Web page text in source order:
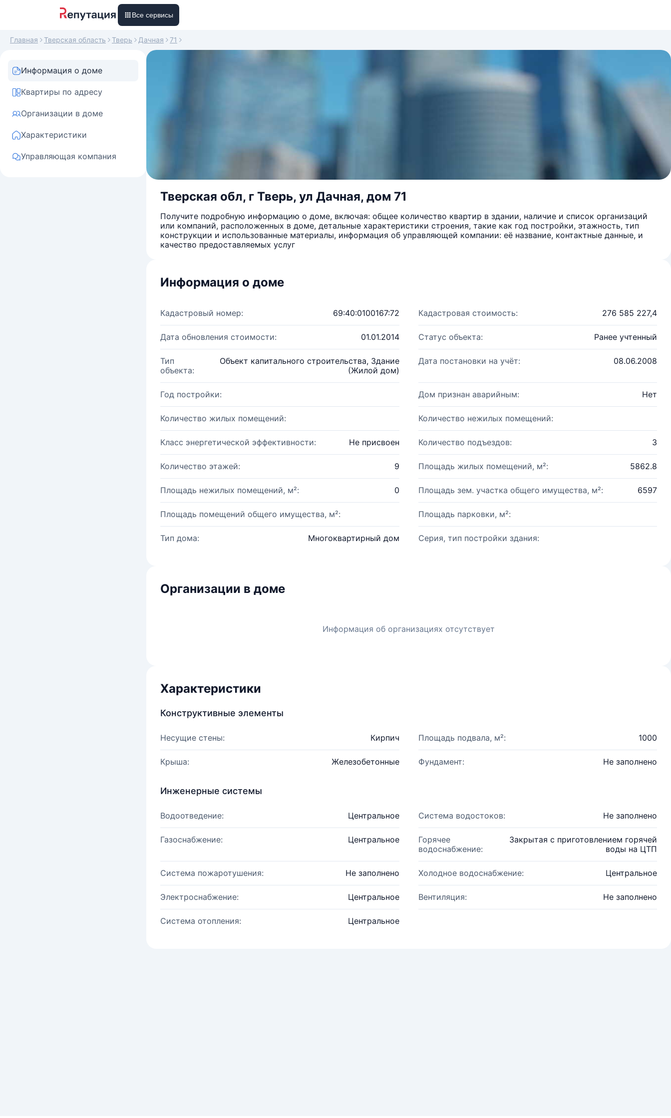
Все сервисы
Главная Тверская область Тверь Дачная 71
Информация о доме
Квартиры по адресу
Организации в доме
Характеристики
Управляющая компания
Тверская обл, г Тверь, ул Дачная, дом 71
Получите подробную информацию о доме, включая: общее количество квартир в здании, наличие и список организаций
или компаний, расположенных в доме, детальные характеристики строения, такие как год постройки, этажность, тип
конструкции и использованные материалы, информация об управляющей компании: её название, контактные данные, и
качество предоставляемых услуг
Информация о доме
Кадастровый номер: 69:40:0100167:72 Кадастровая стоимость: 276 585 227,4
Дата обновления стоимости: 01.01.2014 Статус объекта: Ранее учтенный
Тип
объекта:
Объект капитального строительства, Здание
(Жилой дом)
Дата постановки на учёт: 08.06.2008
Год постройки: Дом признан аварийным: Нет
Количество жилых помещений: Количество нежилых помещений:
Класс энергетической эффективности: Не присвоен Количество подъездов: 3
Количество этажей: 9 Площадь жилых помещений, м²: 5862.8
Площадь нежилых помещений, м²: 0 Площадь зем. участка общего имущества, м²: 6597
Площадь помещений общего имущества, м²: Площадь парковки, м²:
Тип дома: Многоквартирный дом Серия, тип постройки здания:
Организации в доме
Информация об организациях отсутствует
Характеристики
Конструктивные элементы
Несущие стены: Кирпич Площадь подвала, м²: 1000
Крыша: Железобетонные Фундамент: Не заполнено
Инженерные системы
Водоотведение: Центральное Система водостоков: Не заполнено
Газоснабжение: Центральное
Горячее
водоснабжение:
Закрытая с приготовлением горячей
воды на ЦТП
Система пожаротушения: Не заполнено Холодное водоснабжение: Центральное
Электроснабжение: Центральное Вентиляция: Не заполнено
Система отопления: Центральное